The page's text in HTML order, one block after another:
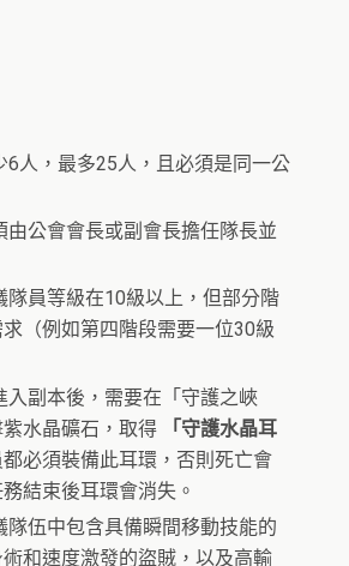
6人，最多25人，且必須是同一公
由公會會長或副會長擔任隊長並
隊員等級在10級以上，但部分階
（例如第四階段需要一位30級
入副本後，需要在「守護之峽
水晶礦石，取得
「守護水晶耳
都必須裝備此耳環，否則死亡會
結束後耳環會消失。
隊伍中包含具備瞬間移動技能的
和速度激發的盜賊，以及高輸